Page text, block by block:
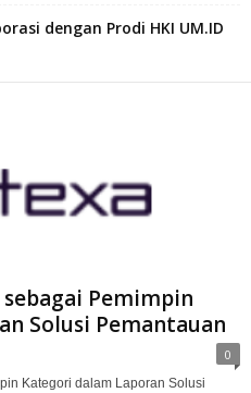
dengan Prodi HKI UM.ID
Pemimpin
Solusi Pemantauan
0
Kategori dalam Laporan Solusi